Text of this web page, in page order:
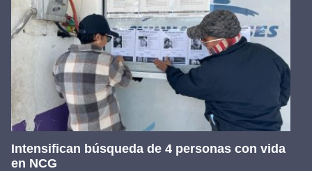
Intensifican búsqueda de 4 personas con vida
en NCG